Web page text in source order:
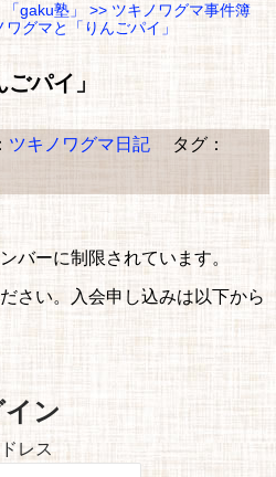
gaku塾」 >> ツキノワグマ事件簿
ワグマと「りんごパイ」
パイ」
ツキノワグマ日記 タグ：
バーに制限されています。
さい。入会申し込みは以下から
ン
レス